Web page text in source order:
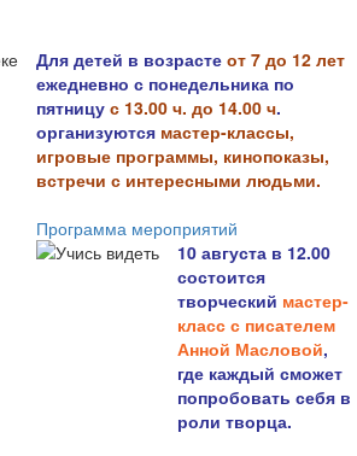
Для детей в возрасте от 7 до 12 лет
ежедневно с понедельника по
пятницу с 13.00 ч. до 14.00 ч.
организуются мастер-классы,
игровые программы, кинопоказы,
встречи с интересными людьми.
Программа мероприятий
10 августа в 12.00
состоится
творческий мастер-
класс с писателем
Анной Масловой,
где каждый сможет
попробовать себя в
роли творца.